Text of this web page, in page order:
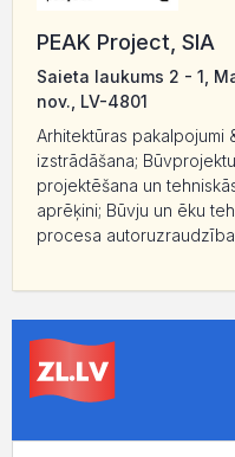
PEAK Project, SIA
Saieta laukums 2 - 1,
nov., LV-4801
Arhitektūras pakalpojumi
izstrādāšana;
projektēšana un
aprēķini; Būvju un ēku
procesa